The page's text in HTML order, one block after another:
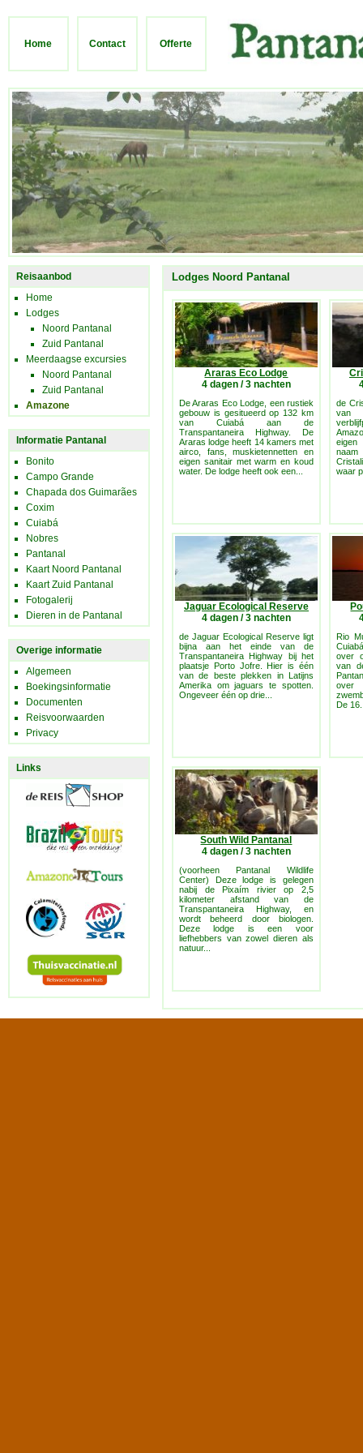
Home Contact Offerte
Reisaanbod
Home
Lodges
Noord Pantanal
Zuid Pantanal
Meerdaagse excursies
Noord Pantanal
Zuid Pantanal
Amazone
Informatie Pantanal
Bonito
Campo Grande
Chapada dos Guimarães
Coxim
Cuiabá
Nobres
Pantanal
Kaart Noord Pantanal
Kaart Zuid Pantanal
Fotogalerij
Dieren in de Pantanal
Overige informatie
Algemeen
Boekingsinformatie
Documenten
Reisvoorwaarden
Privacy
Links
Lodges Noord Pantanal
Araras Eco Lodge
4 dagen / 3 nachten
De Araras Eco Lodge, een rustiek
gebouw is gesitueerd op 132 km
van Cuiabá aan de
Transpantaneira Highway. De
Araras lodge heeft 14 kamers met
airco, fans, muskietennetten en
eigen sanitair met warm en koud
water. De lodge heeft ook een...
de
van
eigen
naam
waar
Jaguar Ecological Reserve
4 dagen / 3 nachten
de Jaguar Ecological Reserve ligt
bijna aan het einde van de
Transpantaneira Highway bij het
plaatsje Porto Jofre. Hier is één
van de beste plekken in Latijns
Amerika om jaguars te spotten.
Ongeveer één op drie...
Rio
over
van
over
De
South Wild Pantanal
4 dagen / 3 nachten
(voorheen Pantanal Wildlife
Center) Deze lodge is gelegen
nabij de Pixaím rivier op 2,5
kilometer afstand van de
Transpantaneira Highway, en
wordt beheerd door biologen.
Deze lodge is een voor
liefhebbers van zowel dieren als
natuur...